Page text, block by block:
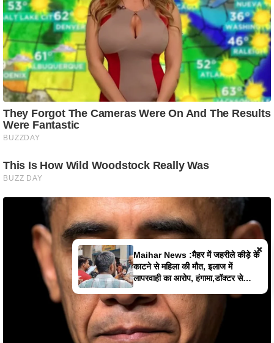
×
Maihar News :मैहर में जहरीले कीड़े के
काटने से महिला की मौत, इलाज में
लापरवाही का आरोप, हंगामा,डॉक्टर से